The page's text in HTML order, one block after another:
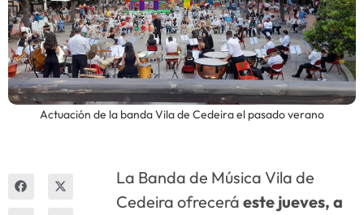
Actuación de la banda Vila de Cedeira el pasado verano
La Banda de Música Vila de
Cedeira ofreceráeste jueves, a